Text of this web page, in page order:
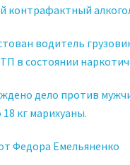
контрафактный
водитель
в состоянии
дело против
кг марихуаны.
Федора Емельяненко